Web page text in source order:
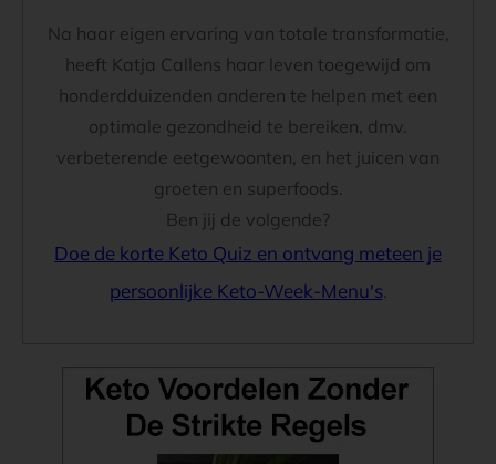
Na haar eigen ervaring van totale transformatie,
heeft Katja Callens haar leven toegewijd om
honderdduizenden anderen te helpen met een
optimale gezondheid te bereiken, dmv.
verbeterende eetgewoonten, en het juicen van
groeten en superfoods.
Ben jij de volgende?
Doe de korte Keto Quiz en ontvang meteen je
persoonlijke Keto-Week-Menu's.